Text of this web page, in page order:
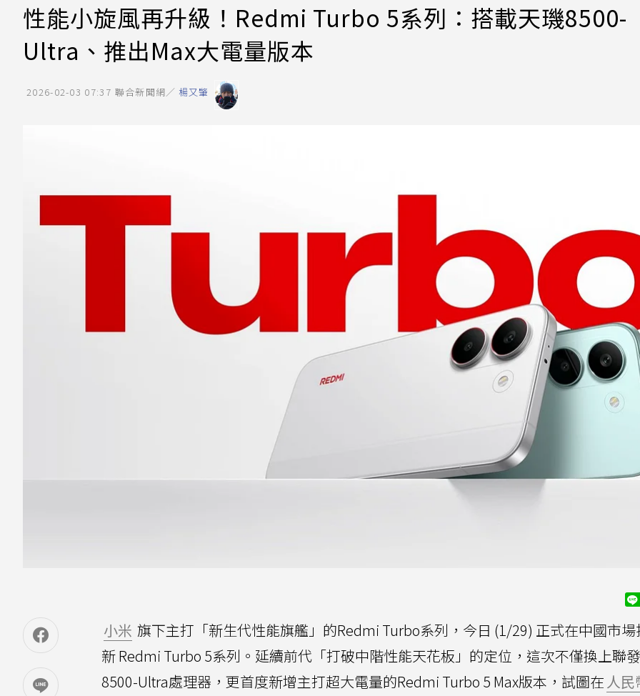
性能小旋風再升級！Redmi Turbo 5系列：搭載天璣8500-
Ultra、推出Max大電量版本
2026-02-03 07:37 聯合新聞網／ 楊又肇
小米 旗下主打「新生代性能旗艦」的Redmi Turbo系列，今日 (1/29) 正式在中國市
新 Redmi Turbo 5系列。延續前代「打破中階性能天花板」的定位，這次不僅換上聯
8500-Ultra處理器，更首度新增主打超大電量的Redmi Turbo 5 Max版本，試圖在 人民